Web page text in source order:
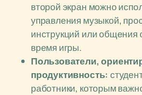
второй экран можно
управления музыкой,
инструкций или общения
время игры.
Пользователи,
продуктивность:
работники, которым